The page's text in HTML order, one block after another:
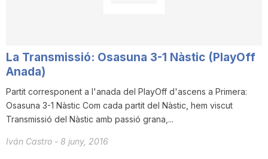
n
a
La Transmissió: Osasuna 3-1 Nàstic (PlayOff
Anada)
Partit corresponent a l'anada del PlayOff d'ascens a Primera:
Osasuna 3-1 Nàstic Com cada partit del Nàstic, hem viscut
Transmissió del Nàstic amb passió grana,...
Iván Castro - 8 juny, 2016